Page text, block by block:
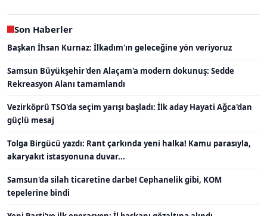
Son Haberler
Başkan İhsan Kurnaz: İlkadım'ın geleceğine yön veriyoruz
Samsun Büyükşehir'den Alaçam'a modern dokunuş: Sedde
Rekreasyon Alanı tamamlandı
Vezirköprü TSO'da seçim yarışı başladı: İlk aday Hayati Ağca'dan
güçlü mesaj
Tolga Birgücü yazdı: Rant çarkında yeni halka! Kamu parasıyla,
akaryakıt istasyonuna duvar...
Samsun'da silah ticaretine darbe! Cephanelik gibi, KOM
tepelerine bindi